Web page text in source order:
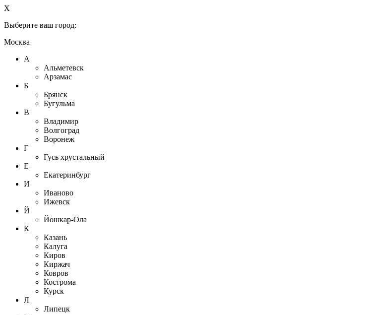
X
Выберите ваш город:
Москва
А
Альметевск
Арзамас
Б
Брянск
Бугульма
В
Владимир
Волгоград
Воронеж
Г
Гусь хрустальный
Е
Екатеринбург
И
Иваново
Ижевск
Й
Йошкар-Ола
К
Казань
Калуга
Киров
Киржач
Ковров
Кострома
Курск
Л
Липецк